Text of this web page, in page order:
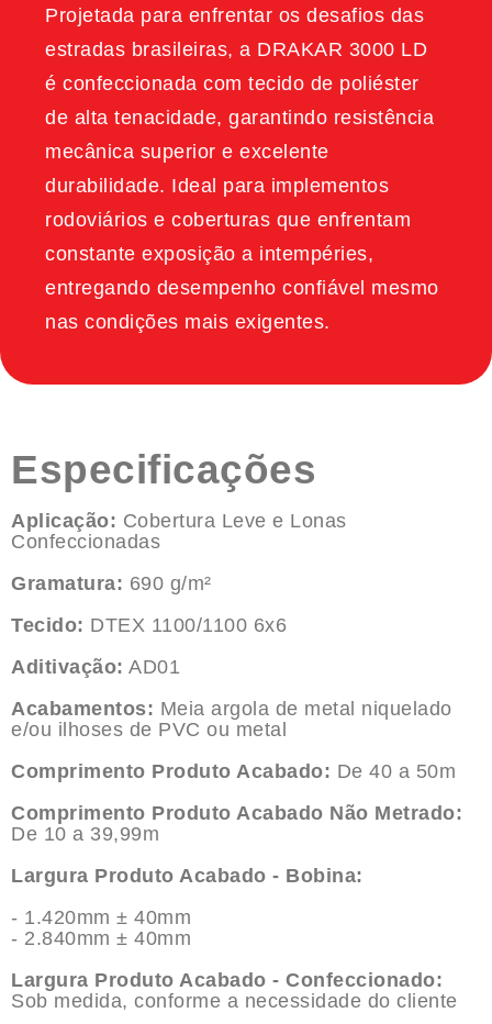
Projetada para enfrentar os desafios das
estradas brasileiras, a DRAKAR 3000 LD
é confeccionada com tecido de poliéster
de alta tenacidade, garantindo resistência
mecânica superior e excelente
durabilidade. Ideal para implementos
rodoviários e coberturas que enfrentam
constante exposição a intempéries,
entregando desempenho confiável mesmo
nas condições mais exigentes.
Especificações
Aplicação: Cobertura Leve e Lonas
Confeccionadas
Gramatura: 690 g/m²
Tecido: DTEX 1100/1100 6x6
Aditivação: AD01
Acabamentos: Meia argola de metal niquelado
e/ou ilhoses de PVC ou metal
Comprimento Produto Acabado: De 40 a 50m
Comprimento Produto Acabado Não Metrado:
De 10 a 39,99m
Largura Produto Acabado - Bobina:
- 1.420mm ± 40mm
- 2.840mm ± 40mm
Largura Produto Acabado - Confeccionado:
Sob medida, conforme a necessidade do cliente